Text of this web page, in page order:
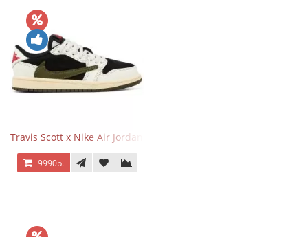
Travis Scott x Nike Air Jordan 1 Retro Low OG SP Olive
9990р.